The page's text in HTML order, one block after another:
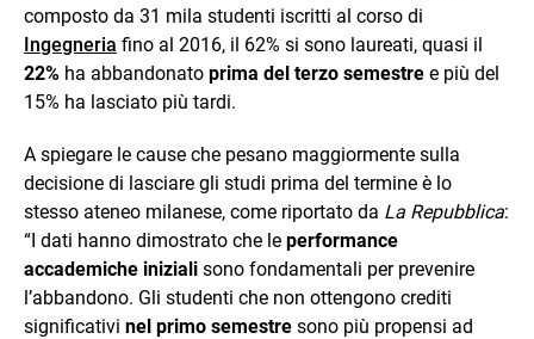
composto da 31 mila studenti iscritti al corso di
Ingegneria fino al 2016, il 62% si sono laureati, quasi il
22% ha abbandonato prima del terzo semestre e più del
15% ha lasciato più tardi.
A spiegare le cause che pesano maggiormente sulla
decisione di lasciare gli studi prima del termine è lo
stesso ateneo milanese, come riportato da La Repubblica:
“I dati hanno dimostrato che le performance
accademiche iniziali sono fondamentali per prevenire
l’abbandono. Gli studenti che non ottengono crediti
significativi nel primo semestre sono più propensi ad